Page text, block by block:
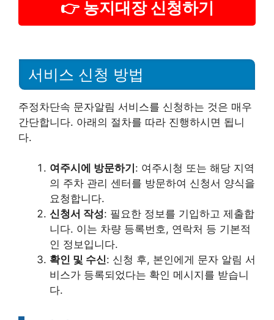
👉 농지대장 신청하기
서비스 신청 방법
주정차단속 문자알림 서비스를 신청하는 것은 매우
간단합니다. 아래의 절차를 따라 진행하시면 됩니
다.
여주시에 방문하기 : 여주시청 또는 해당 지역
의 주차 관리 센터를 방문하여 신청서 양식을
요청합니다.
신청서 작성: 필요한 정보를 기입하고 제출합
니다. 이는 차량 등록번호, 연락처 등 기본적
인 정보입니다.
확인 및 수신: 신청 후, 본인에게 문자 알림 서
비스가 등록되었다는 확인 메시지를 받습니
다.